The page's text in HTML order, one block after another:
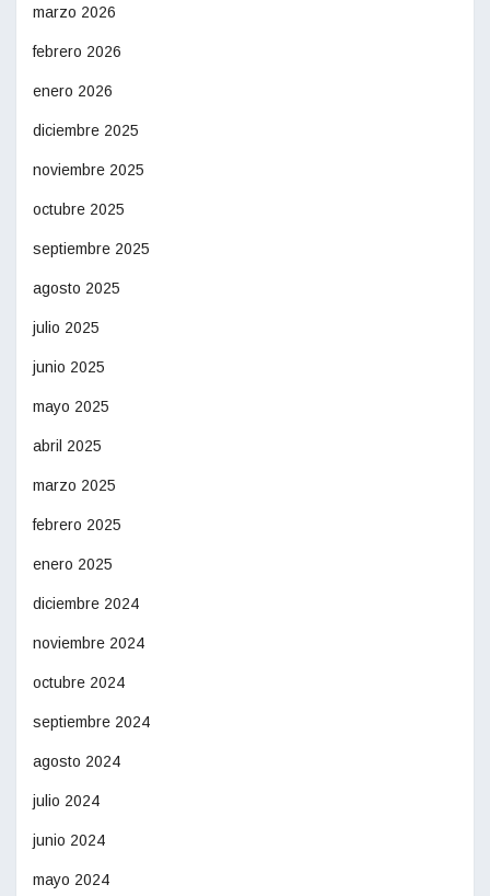
marzo 2026
febrero 2026
enero 2026
diciembre 2025
noviembre 2025
octubre 2025
septiembre 2025
agosto 2025
julio 2025
junio 2025
mayo 2025
abril 2025
marzo 2025
febrero 2025
enero 2025
diciembre 2024
noviembre 2024
octubre 2024
septiembre 2024
agosto 2024
julio 2024
junio 2024
mayo 2024